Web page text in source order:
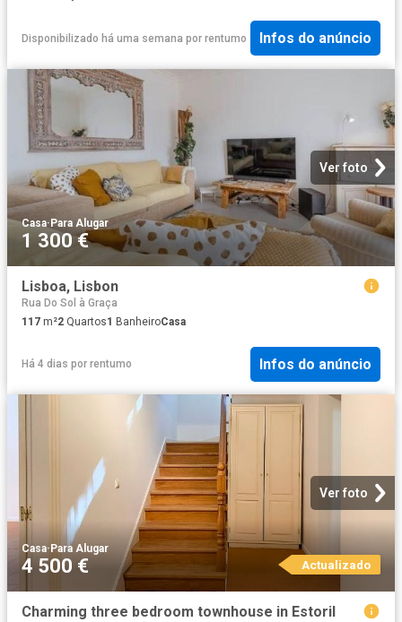
Disponibilizado há uma semana por rentumo Infos do anúncio
Ver foto
Casa·Para Alugar
1 300 €
Lisboa, Lisbon
Rua Do Sol à Graça
117 m²2 Quartos1 BanheiroCasa
Há 4 dias por rentumo Infos do anúncio
Ver foto
Casa· Para Alugar
4 500 € Actualizado
Charming three bedroom townhouse in Estoril